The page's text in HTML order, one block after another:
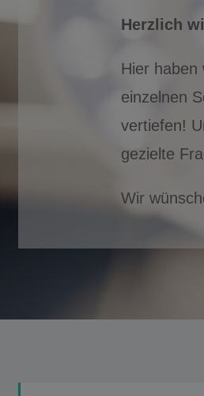
Herzlich
Hier haben
einzelnen
vertiefen!
gezielte
Wir